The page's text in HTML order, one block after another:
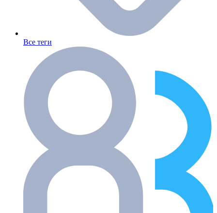
Все теги